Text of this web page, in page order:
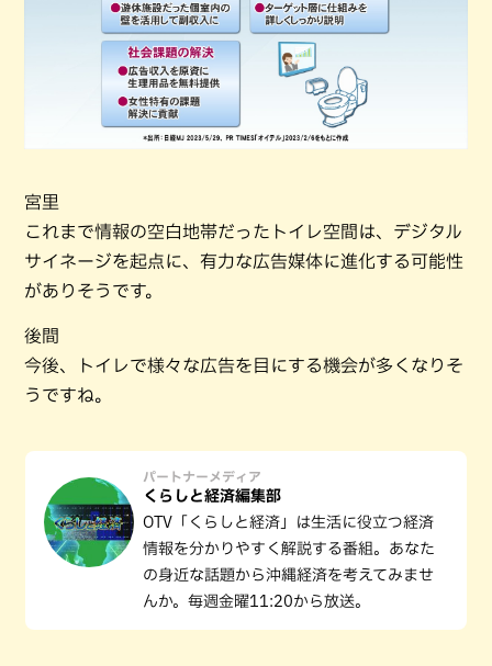
宮里
これまで情報の空白地帯だったトイレ空間は、デジタル
サイネージを起点に、有力な広告媒体に進化する可能性
がありそうです。
後間
今後、トイレで様々な広告を目にする機会が多くなりそ
うですね。
パートナーメディア
くらしと経済編集部
OTV「くらしと経済」は生活に役立つ経済
情報を分かりやすく解説する番組。あなた
の身近な話題から沖縄経済を考えてみませ
んか。毎週金曜11:20から放送。